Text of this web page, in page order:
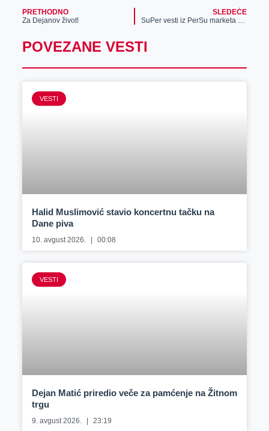
PRETHODNO
Za Dejanov život!
SLEDEĆE
SuPer vesti iz PerSu marketa – Preko 1000 uvek super cena!
POVEZANE VESTI
VESTI
Halid Muslimović stavio koncertnu tačku na
Dane piva
10. avgust 2026. 00:08
VESTI
Dejan Matić priredio veče za pamćenje na Žitnom
trgu
9. avgust 2026. 23:19